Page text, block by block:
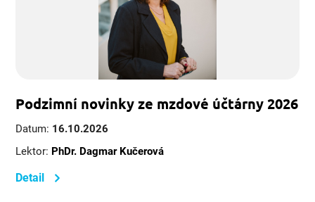
Podzimní novinky ze mzdové účtárny 2026
Datum: 16.10.2026
Lektor: PhDr. Dagmar Kučerová
Detail